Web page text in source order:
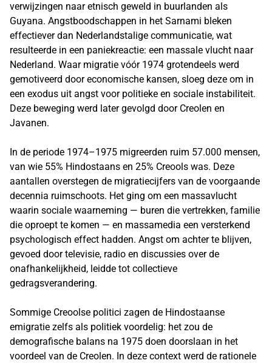
verwijzingen naar etnisch geweld in buurlanden als
Guyana. Angstboodschappen in het Sarnami bleken
effectiever dan Nederlandstalige communicatie, wat
resulteerde in een paniekreactie: een massale vlucht naar
Nederland. Waar migratie vóór 1974 grotendeels werd
gemotiveerd door economische kansen, sloeg deze om in
een exodus uit angst voor politieke en sociale instabiliteit.
Deze beweging werd later gevolgd door Creolen en
Javanen.
In de periode 1974–1975 migreerden ruim 57.000 mensen,
van wie 55% Hindostaans en 25% Creools was. Deze
aantallen overstegen de migratiecijfers van de voorgaande
decennia ruimschoots. Het ging om een massavlucht
waarin sociale waarneming — buren die vertrekken, familie
die oproept te komen — en massamedia een versterkend
psychologisch effect hadden. Angst om achter te blijven,
gevoed door televisie, radio en discussies over de
onafhankelijkheid, leidde tot collectieve
gedragsverandering.
Sommige Creoolse politici zagen de Hindostaanse
emigratie zelfs als politiek voordelig: het zou de
demografische balans na 1975 doen doorslaan in het
voordeel van de Creolen. In deze context werd de rationele